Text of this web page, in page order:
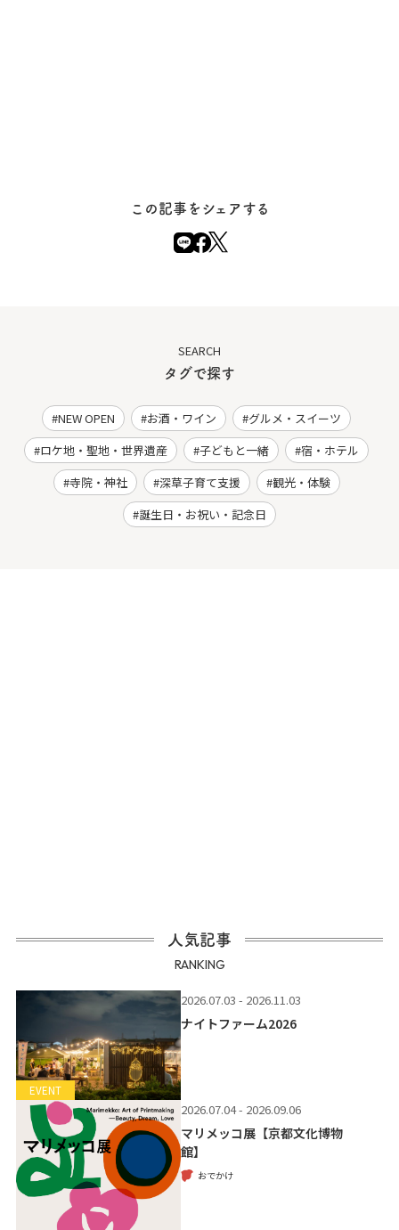
この記事をシェアする
SEARCH
タグで探す
NEW OPEN お酒・ワイン
グルメ・スイーツ
ロケ地・聖地・世界遺産
子どもと一緒
宿・ホテル
寺院・神社
深草子育て支援
観光・体験
誕生日・お祝い・記念日
人気記事
RANKING
EVENT
2026.07.03 - 2026.11.03
ナイトファーム2026
2026.07.04 - 2026.09.06
マリメッコ展【京都文化博物
館】
おでかけ